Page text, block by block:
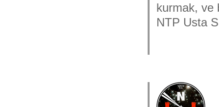
kurmak, ve
NTP Usta